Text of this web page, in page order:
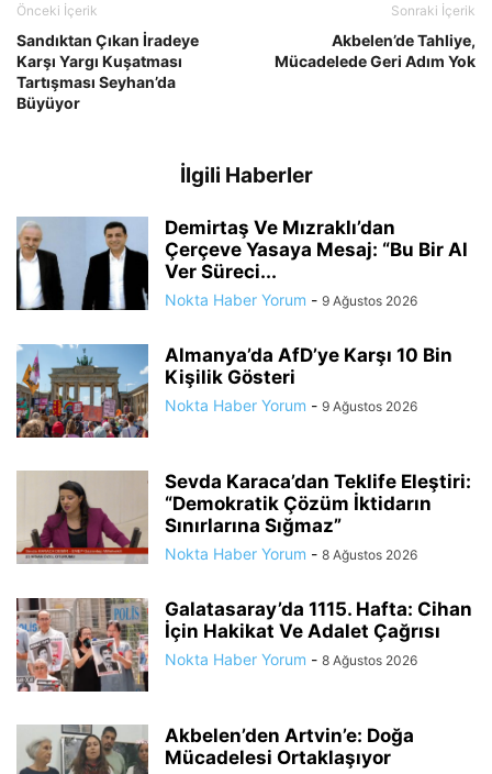
Önceki İçerik
Sandıktan Çıkan İradeye
Karşı Yargı Kuşatması
Tartışması Seyhan’da
Büyüyor
Sonraki İçerik
Akbelen’de Tahliye,
Mücadelede Geri Adım Yok
İlgili Haberler
Demirtaş Ve Mızraklı’dan
Çerçeve Yasaya Mesaj: “Bu Bir Al
Ver Süreci...
Nokta Haber Yorum - 9 Ağustos 2026
Almanya’da AfD’ye Karşı 10 Bin
Kişilik Gösteri
Nokta Haber Yorum - 9 Ağustos 2026
Sevda Karaca’dan Teklife Eleştiri:
“Demokratik Çözüm İktidarın
Sınırlarına Sığmaz”
Nokta Haber Yorum - 8 Ağustos 2026
Galatasaray’da 1115. Hafta: Cihan
İçin Hakikat Ve Adalet Çağrısı
Nokta Haber Yorum - 8 Ağustos 2026
Akbelen’den Artvin’e: Doğa
Mücadelesi Ortaklaşıyor